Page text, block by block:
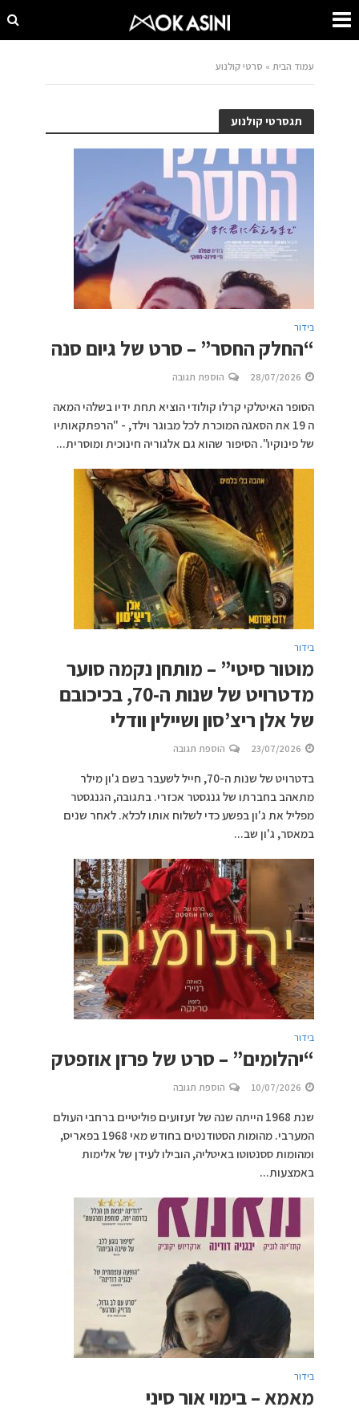
עמוד הבית » סרטי קולנוע
תגסרטי קולנוע
בידור
“החלק החסר” – סרט של גיום סנה
28/07/2026 הוספת תגובה
הסופר האיטלקי קרלו קולודי הוציא תחת ידיו בשלהי המאה
ה 19 את הסאגה המוכרת לכל מבוגר וילד, - "הרפתקאותיו
של פינוקיו". הסיפור שהוא גם אלגוריה חינוכית ומוסרית...
בידור
מוטור סיטי” – מותחן נקמה סוער
מדטרויט של שנות ה-70, בכיכובם
של אלן ריצ’סון ושיילין וודלי
23/07/2026 הוספת תגובה
בדטרויט של שנות ה-70, חייל לשעבר בשם ג'ון מילר
מתאהב בחברתו של גנגסטר אכזרי. בתגובה, הגנגסטר
מפליל את ג'ון בפשע כדי לשלוח אותו לכלא. לאחר שנים
במאסר, ג'ון שב...
בידור
“יהלומים” – סרט של פרזן אוזפטק
10/07/2026 הוספת תגובה
שנת 1968 הייתה שנה של זעזועים פוליטיים ברחבי העולם
המערבי. מהומות הסטודנטים בחודש מאי 1968 בפאריס,
ומהומות ססנטוטו באיטליה, הובילו לעידן של אלימות
באמצעות...
בידור
מאמא – בימוי אור סיני